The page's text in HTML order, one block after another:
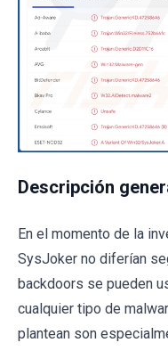
Descripción
En el momento de la
SysJoker no diferían
backdoors se pueden
cualquier tipo de
plantean son